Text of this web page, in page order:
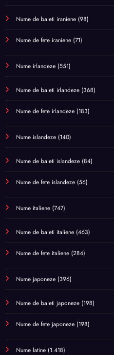
Nume de baieti iraniene (98)
Nume de fete iraniene (71)
Nume irlandeze (551)
Nume de baieti irlandeze (368)
Nume de fete irlandeze (183)
Nume islandeze (140)
Nume de baieti islandeze (84)
Nume de fete islandeze (56)
Nume italiene (747)
Nume de baieti italiene (463)
Nume de fete italiene (284)
Nume japoneze (396)
Nume de baieti japoneze (198)
Nume de fete japoneze (198)
Nume latine (1.418)